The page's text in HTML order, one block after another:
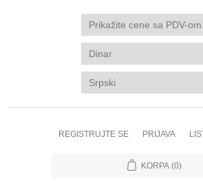
REGISTRUJTE SE PRIJAVA
KORPA (0)